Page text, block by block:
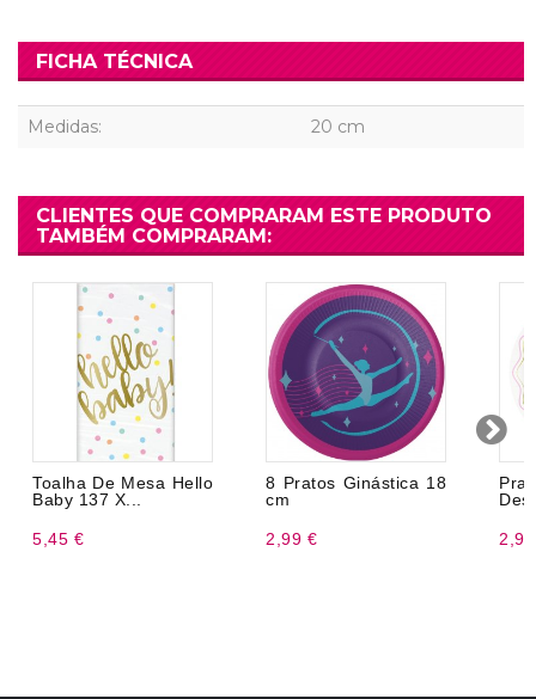
FICHA TÉCNICA
Medidas: 20 cm
CLIENTES QUE COMPRARAM ESTE PRODUTO
TAMBÉM COMPRARAM:
Toalha De Mesa Hello
Baby 137 X...
5,45 €
8 Pratos Ginástica 18
cm
2,99 €